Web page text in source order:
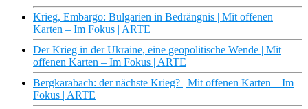
Krieg, Embargo: Bulgarien in Bedrängnis | Mit offenen
Karten – Im Fokus | ARTE
Der Krieg in der Ukraine, eine geopolitische Wende | Mit
offenen Karten – Im Fokus | ARTE
Bergkarabach: der nächste Krieg? | Mit offenen Karten – Im
Fokus | ARTE